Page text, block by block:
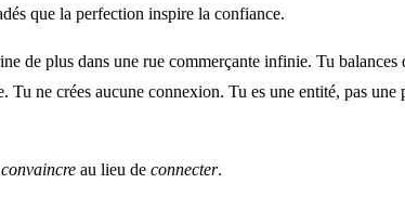
que la perfection inspire la confiance.
de plus dans une rue commerçante infinie. Tu
Tu ne crées aucune connexion. Tu es une entité, pas
convaincre au lieu de connecter.